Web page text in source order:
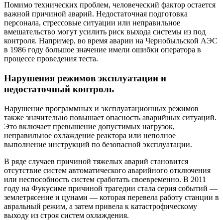
Помимо технических проблем, человеческий фактор остается
важной причиной аварий. Недостаточная подготовка
персонала, стрессовые ситуации или неправильное
вмешательство могут усилить риск выхода системы из под
контроля. Например, во время аварии на Чернобыльской АЭС
в 1986 году большое значение имели ошибки оператора в
процессе проведения теста.
Нарушения режимов эксплуатации и
недостаточный контроль
Нарушение программных и эксплуатационных режимов
также значительно повышает опасность аварийных ситуаций.
Это включает превышение допустимых нагрузок,
неправильное охлаждение реактора или неполное
выполнение инструкций по безопасной эксплуатации.
В ряде случаев причиной тяжелых аварий становится
отсутствие систем автоматического аварийного отключения
или неспособность систем сработать своевременно. В 2011
году на Фукусиме причиной трагедии стала серия событий —
землетрясение и цунами — которая перевела работу станции в
авральный режим, а затем привела к катастрофическому
выходу из строя систем охлаждения.